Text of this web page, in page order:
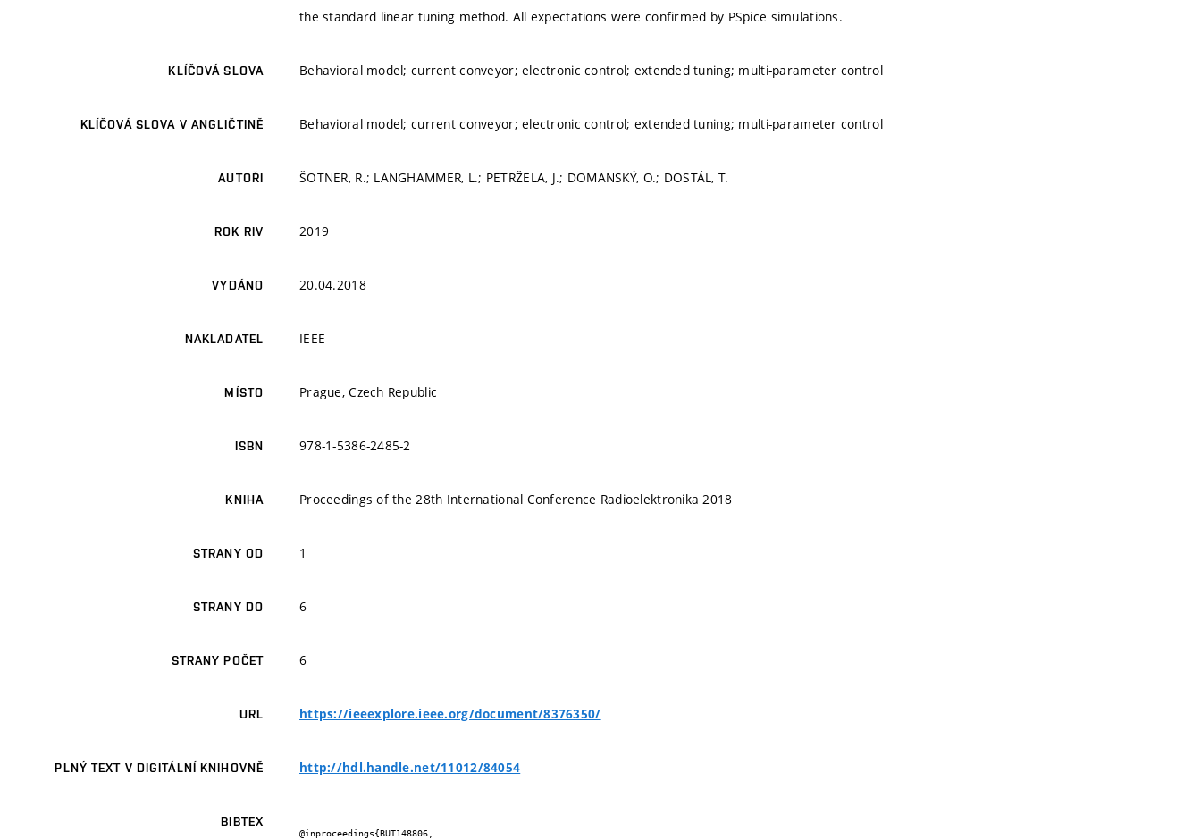
the standard linear tuning method. All expectations were confirmed by PSpice simulations.
KLÍČOVÁ SLOVA Behavioral model; current conveyor; electronic control; extended tuning; multi-parameter control
KLÍČOVÁ SLOVA V ANGLIČTINĚ Behavioral model; current conveyor; electronic control; extended tuning; multi-parameter control
AUTOŘI ŠOTNER, R.; LANGHAMMER, L.; PETRŽELA, J.; DOMANSKÝ, O.; DOSTÁL, T.
ROK RIV 2019
VYDÁNO 20.04.2018
NAKLADATEL IEEE
MÍSTO Prague, Czech Republic
ISBN 978-1-5386-2485-2
KNIHA Proceedings of the 28th International Conference Radioelektronika 2018
STRANY OD 1
STRANY DO 6
STRANY POČET 6
URL https://ieeexplore.ieee.org/document/8376350/
PLNÝ TEXT V DIGITÁLNÍ KNIHOVNĚ http://hdl.handle.net/11012/84054
BIBTEX
@inproceedings{BUT148806,